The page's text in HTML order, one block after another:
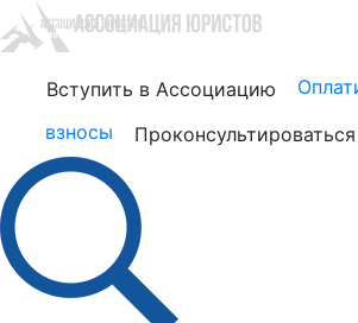
Вступить в Ассоциацию
взносы
Проконсультироваться